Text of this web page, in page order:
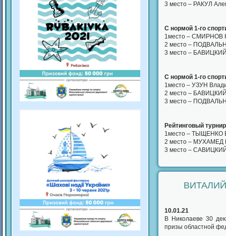
3 место – РАКУЛ
С нормой 1-го
1место – СМИРНОВ
2 место –
3 место –
С нормой 1-го
1место – УЗУН
2 место –
3 место –
Рейтинговый
1место – ТЫЩЕНКО
2 место – МУХАМЕД
3 место –
10.01.21
В Николаеве 30
призы областной